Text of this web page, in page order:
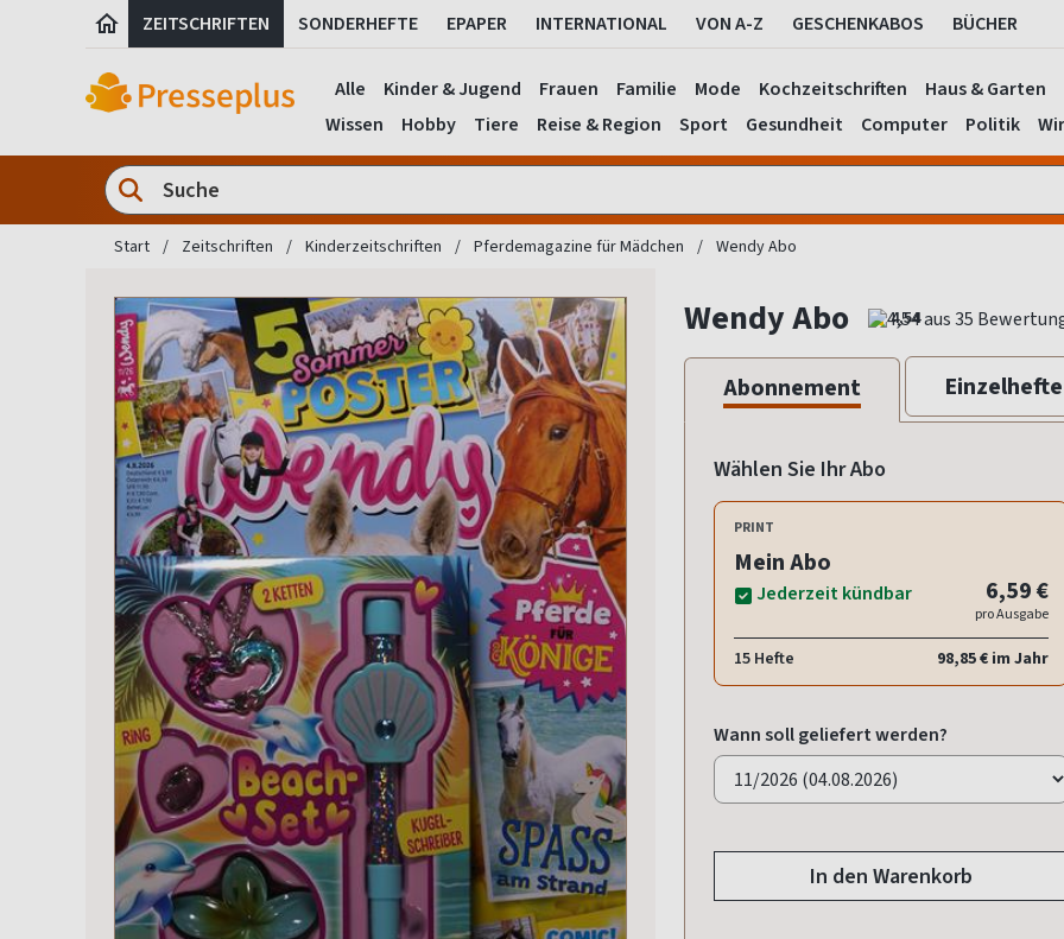
ZEITSCHRIFTEN SONDERHEFTE EPAPER INTERNATIONAL VON A-Z GESCHENKABOS BÜCHER
Alle Kinder & Jugend Frauen Familie Mode Kochzeitschriften Haus & Garten
Wissen
Hobby Tiere Reise & Region Sport Gesundheit Computer Politik
Start Zeitschriften Kinderzeitschriften Pferdemagazine für Mädchen Wendy Abo
Wendy Abo 4,54
Abonnement Einzelhefte
Wählen Sie Ihr Abo
PRINT
Mein Abo
Jederzeit kündbar 6,59 €
pro Ausgabe
15 Hefte 98,85 € im Jahr
Wann soll geliefert werden?
In den Warenkorb